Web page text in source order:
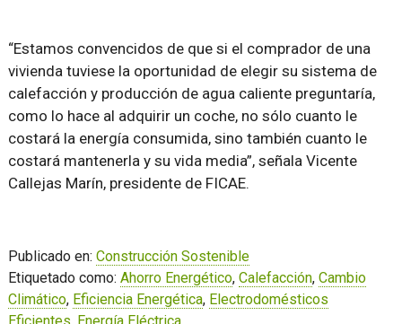
“Estamos convencidos de que si el comprador de una
vivienda tuviese la oportunidad de elegir su sistema de
calefacción y producción de agua caliente preguntaría,
como lo hace al adquirir un coche, no sólo cuanto le
costará la energía consumida, sino también cuanto le
costará mantenerla y su vida media”, señala Vicente
Callejas Marín, presidente de FICAE.
Publicado en: Construcción Sostenible
Etiquetado como: Ahorro Energético, Calefacción, Cambio
Climático, Eficiencia Energética, Electrodomésticos